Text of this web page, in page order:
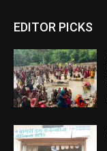
EDITOR PICKS